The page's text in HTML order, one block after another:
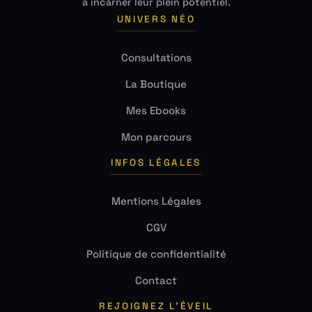
UNIVERS NÉO
Consultations
La Boutique
Mes Ebooks
Mon parcours
INFOS LÉGALES
Mentions Légales
CGV
Politique de confidentialité
Contact
REJOIGNEZ L'ÉVEIL